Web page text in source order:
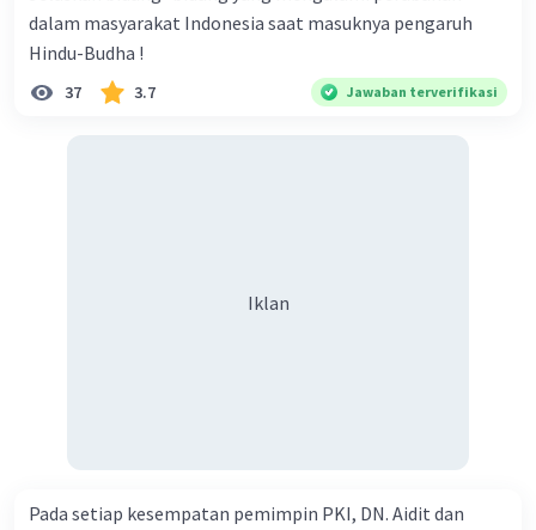
Beri Rating
Vincent M Level 73
30 Oktober 2023 13:40
reunifikasi antara Jerman Barat dan Jerman
Runtuhnya Tembok Berlin juga membuka jalan
dalam masyarakat Indonesia saat masuknya pengaruh
Hindu-Budha !
37 3.7 Jawaban terverifikasi
Iklan
Pada setiap kesempatan pemimpin PKI, DN. Aidit dan